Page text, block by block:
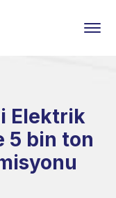
Elektrik
5 bin ton